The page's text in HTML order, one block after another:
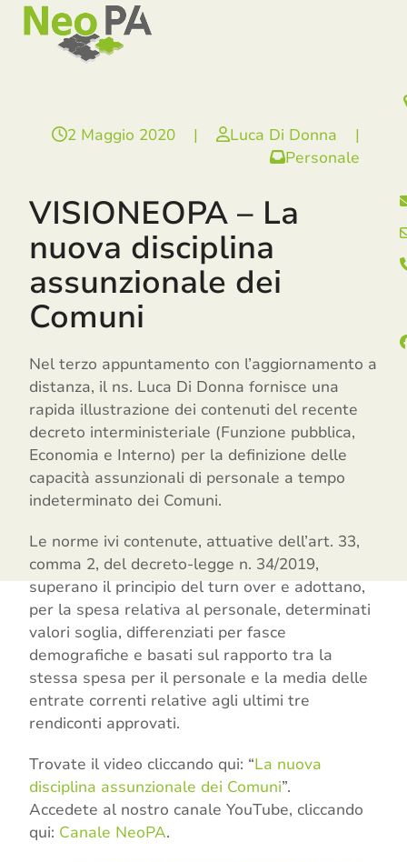
SkipOpen
mobile
menu
Close
mobile
menu
2 Maggio 2020 | Luca Di Donna
|
Personale
VISIONEOPA – La
nuova disciplina
assunzionale dei
Comuni
Nel terzo appuntamento con l’aggiornamento a
distanza, il ns. Luca Di Donna fornisce una
rapida illustrazione dei contenuti del recente
decreto interministeriale (Funzione pubblica,
Economia e Interno) per la definizione delle
capacità assunzionali di personale a tempo
indeterminato dei Comuni.
Le norme ivi contenute, attuative dell’art. 33,
comma 2, del decreto-legge n. 34/2019,
superano il principio del turn over e adottano,
per la spesa relativa al personale, determinati
valori soglia, differenziati per fasce
demografiche e basati sul rapporto tra la
stessa spesa per il personale e la media delle
entrate correnti relative agli ultimi tre
rendiconti approvati.
Trovate il video cliccando qui: “La nuova
disciplina assunzionale dei Comuni”.
Accedete al nostro canale YouTube, cliccando
qui: Canale NeoPA.